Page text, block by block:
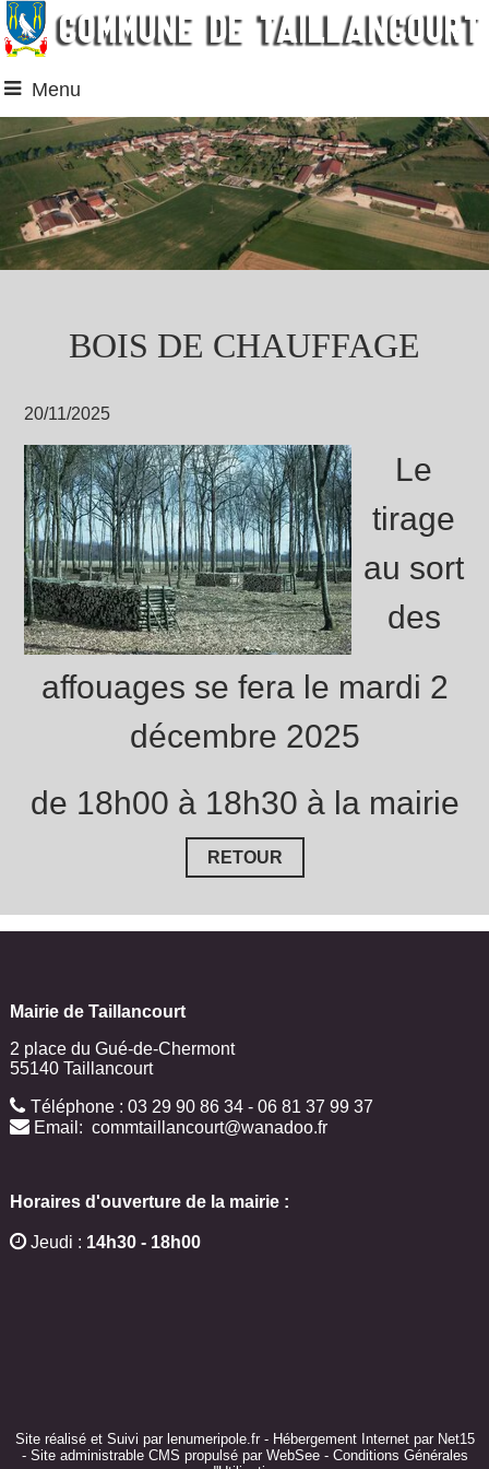
Menu
BOIS DE CHAUFFAGE
20/11/2025
Le
tirage
au sort
des
affouages se fera le mardi 2
décembre 2025
de 18h00 à 18h30 à la mairie
RETOUR
Mairie de Taillancourt
2 place du Gué-de-Chermont
55140 Taillancourt
Téléphone : 03 29 90 86 34 - 06 81 37 99 37
Email: commtaillancourt@wanadoo.fr
Horaires d'ouverture de la mairie :
Jeudi : 14h30 - 18h00
Site réalisé et Suivi par lenumeripole.fr- Hébergement Internet par Net15
- Site administrable CMS propulsé par WebSee- Conditions Générales